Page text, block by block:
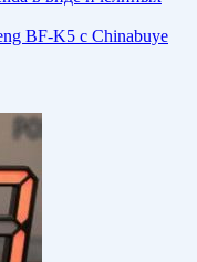
BF-K5 c Chinabuye